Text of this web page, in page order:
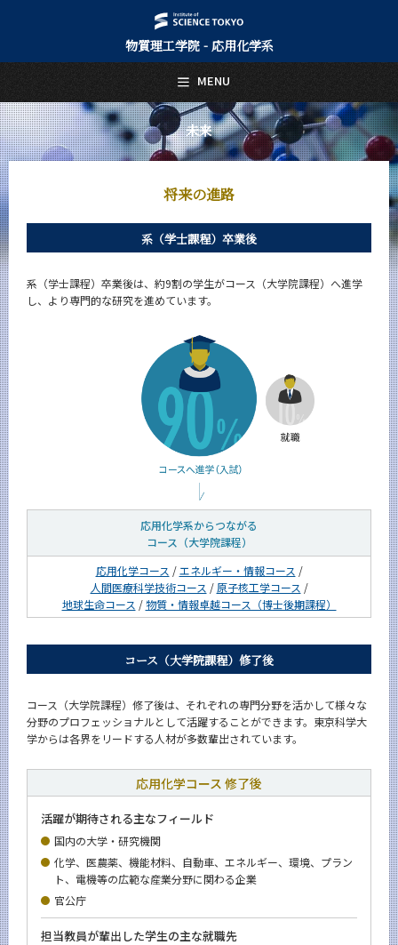
物質理工学院 - 応用化学系
未来
将来の進路
系（学士課程）卒業後
系（学士課程）卒業後は、約9割の学生がコース（大学院課程）へ進学
し、より専門的な研究を進めています。
応用化学系からつながる
コース（大学院課程）
応用化学コース /エネルギー・情報コース /
人間医療科学技術コース / 原子核工学コース /
地球生命コース /物質・情報卓越コース（博士後期課程）
コース（大学院課程）修了後
コース（大学院課程）修了後は、それぞれの専門分野を活かして様々な
分野のプロフェッショナルとして活躍することができます。東京科学大
学からは各界をリードする人材が多数輩出されています。
応用化学コース 修了後
活躍が期待される主なフィールド
国内の大学・研究機関
化学、医農薬、機能材料、自動車、エネルギー、環境、プラン
ト、電機等の広範な産業分野に関わる企業
官公庁
担当教員が輩出した学生の主な就職先
MENU
日本語 English
トップページ
Top Page
応用化学系について
About Us
教員・研究室
未来
長谷部 花子さん
Admissions
イベントカレンダー
サイト構成
学内向け情報